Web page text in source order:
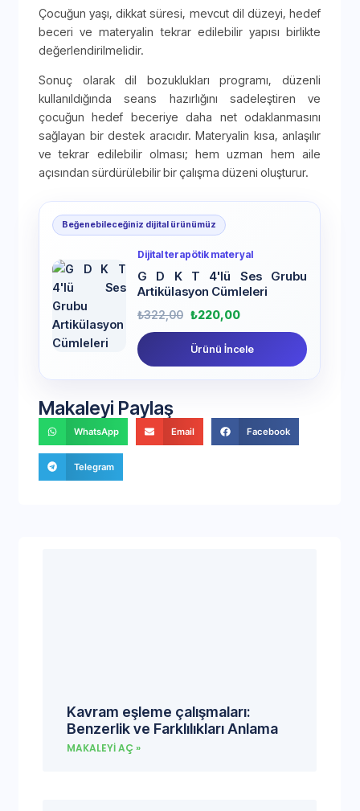
Çocuğun yaşı, dikkat süresi, mevcut dil düzeyi, hedef
beceri ve materyalin tekrar edilebilir yapısı birlikte
değerlendirilmelidir.
Sonuç olarak dil bozuklukları programı, düzenli
kullanıldığında seans hazırlığını sadeleştiren ve
çocuğun hedef beceriye daha net odaklanmasını
sağlayan bir destek aracıdır. Materyalin kısa, anlaşılır
ve tekrar edilebilir olması; hem uzman hem aile
açısından sürdürülebilir bir çalışma düzeni oluşturur.
Beğenebileceğiniz dijital ürünümüz
Dijital terapötik materyal
G D K T 4'lü Ses Grubu
Artikülasyon Cümleleri
₺322,00 ₺220,00
Ürünü İncele
Makaleyi Paylaş
WhatsApp Email Facebook
Telegram
Kavram eşleme çalışmaları:
Benzerlik ve Farklılıkları Anlama
MAKALEYI AÇ »